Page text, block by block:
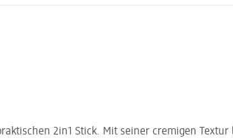
2in1 Stick. Mit seiner cremigen